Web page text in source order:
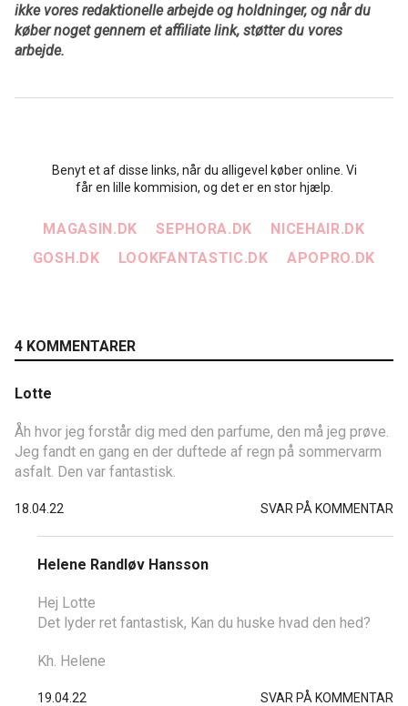
ikke vores redaktionelle arbejde og holdninger, og når du
køber noget gennem et affiliate link, støtter du vores
arbejde.
Benyt et af disse links, når du alligevel køber online. Vi
får en lille kommision, og det er en stor hjælp.
MAGASIN.DK SEPHORA.DK
NICEHAIR.DK
GOSH.DK
LOOKFANTASTIC.DK APOPRO.DK
4 KOMMENTARER
Lotte
Åh hvor jeg forstår dig med den parfume, den må jeg prøve.
Jeg fandt en gang en der duftede af regn på sommervarm
asfalt. Den var fantastisk.
18.04.22 SVAR PÅ KOMMENTAR
Helene Randløv Hansson
Hej Lotte
Det lyder ret fantastisk, Kan du huske hvad den hed?
Kh. Helene
19.04.22 SVAR PÅ KOMMENTAR